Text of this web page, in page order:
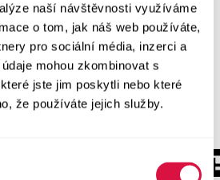
naší návštěvnosti využíváme
o tom, jak náš web používáte,
pro sociální média, inzerci a
mohou zkombinovat s
jste jim poskytli nebo které
že používáte jejich služby.